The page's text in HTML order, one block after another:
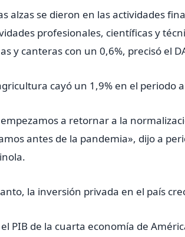
alzas se dieron en las actividades
profesionales, científicas y
y canteras con un 0,6%, precisó el
cayó un 1,9% en el periodo
empezamos a retornar a la
antes de la pandemia», dijo a
la inversión privada en el país
PIB de la cuarta economía de